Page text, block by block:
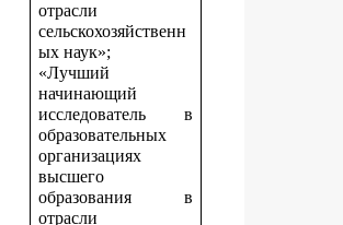
отрасли
сельскохозяйственн
ых наук»;
«Лучший
начинающий
исследователь в
образовательных
организациях
высшего
образования в
отрасли